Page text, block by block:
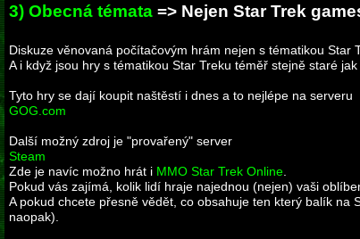
3) Obecná témata => Nejen Star Trek
Diskuze věnovaná počítačovým hrám nejen s tématikou Star
A i když jsou hry s tématikou Star Treku téměř stejně staré
Tyto hry se dají koupit naštěstí i dnes a to nejlépe na serveru
GOG.com
Další možný zdroj je "provařený" server
Steam
Zde je navíc možno hrát i MMO Star Trek Online
Pokud vás zajímá, kolik lidí hraje najednou (nejen) vaši
A pokud chcete přesně vědět, co obsahuje ten který balík na
naopak).